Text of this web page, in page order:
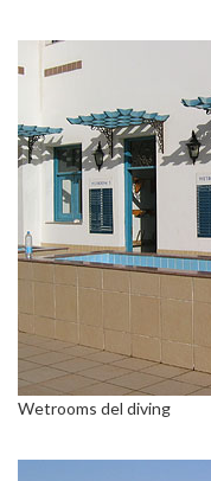
Wetrooms del diving